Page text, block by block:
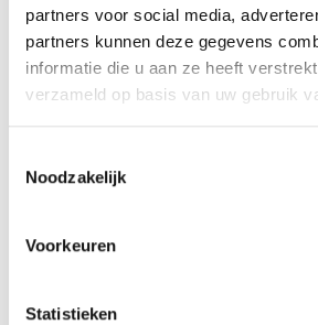
partners voor social media,
partners kunnen deze gegevens
informatie die u aan ze heeft
verzameld op basis van uw gebruik
Noodzakelijk
Voorkeuren
Statistieken
Gratis verzending
Achteraf betalen
Kopersbescherming met
GERELATEERDE PRODUCTEN
Bileve PBT 3×140 cm